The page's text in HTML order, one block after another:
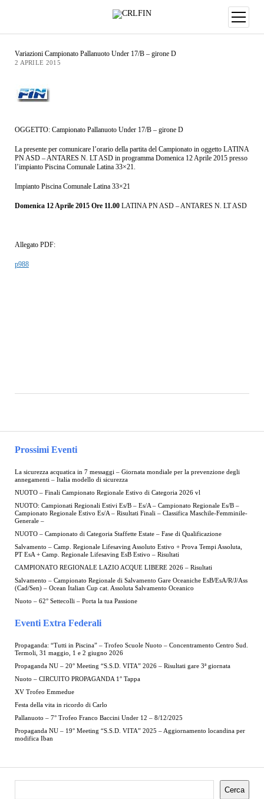
Prossimi Eventi
La sicurezza acquatica in 7 messaggi – Giornata mondiale per la prevenzione degli
annegamenti – Italia modello di sicurezza
NUOTO – Finali Campionato Regionale Estivo di Categoria 2026 vl
NUOTO: Campionati Regionali Estivi Es/B – Es/A – Campionato Regionale Es/B –
Campionato Regionale Estivo Es/A – Risultati Finali – Classifica Maschile-Femminile-
Generale –
NUOTO – Campionato di Categoria Staffette Estate – Fase di Qualificazione
Salvamento – Camp. Regionale Lifesaving Assoluto Estivo + Prova Tempi Assoluta,
PT EsA + Camp. Regionale Lifesaving EsB Estivo – Risultati
CAMPIONATO REGIONALE LAZIO ACQUE LIBERE 2026 – Risultati
Salvamento – Campionato Regionale di Salvamento Gare Oceaniche EsB/EsA/R/J/Ass
(Cad/Sen) – Ocean Italian Cup cat. Assoluta Salvamento Oceanico
Nuoto – 62° Settecolli – Porta la tua Passione
Eventi Extra Federali
Propaganda: “Tutti in Piscina” – Trofeo Scuole Nuoto – Concentramento Centro Sud.
Termoli, 31 maggio, 1 e 2 giugno 2026
Propaganda NU – 20° Meeting “S.S.D. VITA” 2026 – Risultati gare 3ª giornata
Nuoto – CIRCUITO PROPAGANDA 1° Tappa
XV Trofeo Emmedue
Festa della vita in ricordo di Carlo
Pallanuoto – 7° Trofeo Franco Baccini Under 12 – 8/12/2025
Propaganda NU – 19° Meeting “S.S.D. VITA” 2025 – Aggiornamento locandina per
modifica Iban
Variazioni Campionato Pallanuoto Under 17/B – girone D
2 APRILE 2015
OGGETTO: Campionato Pallanuoto Under 17/B – girone D
La presente per comunicare l’orario della partita del Campionato in oggetto LATINA
PN ASD – ANTARES N. LT ASD in programma Domenica 12 Aprile 2015 presso
l’impianto Piscina Comunale Latina 33×21.
Impianto Piscina Comunale Latina 33×21
Domenica 12 Aprile 2015 Ore 11.00LATINA PN ASD – ANTARES N. LT ASD
Allegato PDF:
p988
Cerca